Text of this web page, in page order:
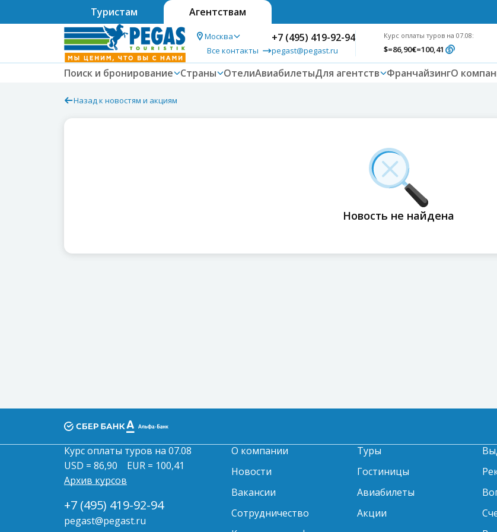
Туристам Агентствам
Москва
Все контакты
+7 (495) 419-92-94
pegast@pegast.ru
Курс оплаты туров на 07.08:
$=86,90€=100,41
Поиск и бронирование Страны ОтелиАвиабилетыДля агентств ФранчайзингО
Назад к новостям и акциям
Новость не найдена
Курс оплаты туров на 07.08
USD = 86,90
EUR = 100,41
Архив курсов
+7 (495) 419-92-94
pegast@pegast.ru
О компании
Новости
Вакансии
Сотрудничество
Туры
Гостиницы
Авиабилеты
Акции